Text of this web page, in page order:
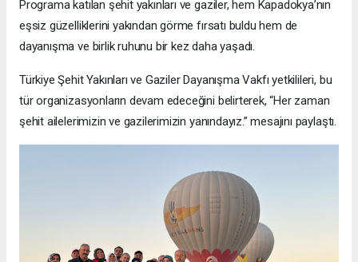
Programa katılan şehit yakınları ve gaziler, hem Kapadokya’nın
eşsiz güzelliklerini yakından görme fırsatı buldu hem de
dayanışma ve birlik ruhunu bir kez daha yaşadı.
Türkiye Şehit Yakınları ve Gaziler Dayanışma Vakfı yetkilileri, bu
tür organizasyonların devam edeceğini belirterek, “Her zaman
şehit ailelerimizin ve gazilerimizin yanındayız.” mesajını paylaştı.